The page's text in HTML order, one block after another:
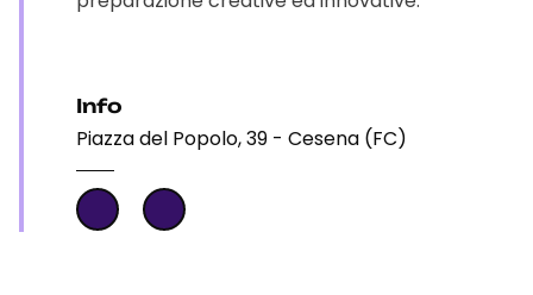
Info
Piazza del Popolo, 39 - Cesena (FC)